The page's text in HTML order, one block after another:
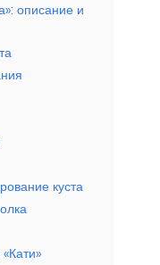
описание и
куста